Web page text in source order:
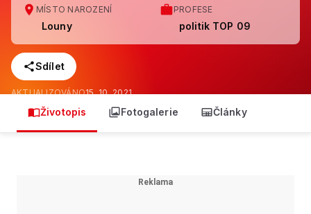
MÍSTO NAROZENÍ
Louny
PROFESE
politik TOP 09
Sdílet
AKTUALIZOVÁNO15. 10. 2021
Životopis Fotogalerie Články